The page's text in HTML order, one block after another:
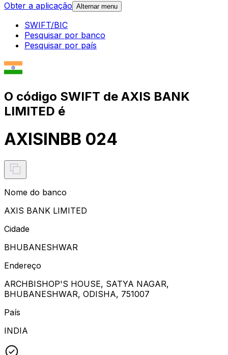
Obter a aplicação Alternar menu
SWIFT/BIC
Pesquisar por banco
Pesquisar por país
O código SWIFT de AXIS BANK
LIMITED é
AXISINBB 024
Nome do banco
AXIS BANK LIMITED
Cidade
BHUBANESHWAR
Endereço
ARCHBISHOP'S HOUSE, SATYA NAGAR,
BHUBANESHWAR, ODISHA, 751007
País
INDIA